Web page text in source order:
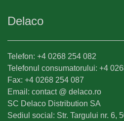
Delaco
Telefon: +4 0268 254 082
Telefonul consumatorului: +4
Fax: +4 0268 254 087
Email: contact @ delaco.ro
SC Delaco Distribution SA
Sediul social: Str. Targului nr. 6,